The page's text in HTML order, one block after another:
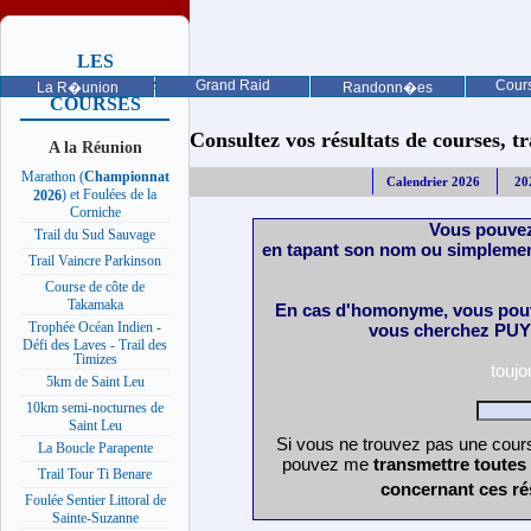
La R�union Grand Raid Randonn�es
LES
PROCHAINES
COURSES
A la Réunion
Marathon (Championnat
2026) et Foulées de la
Corniche
Trail du Sud Sauvage
Trail Vaincre Parkinson
Course de côte de
Takamaka
Trophée Océan Indien -
Défi des Laves - Trail des
Timizes
5km de Saint Leu
10km semi-nocturnes de
Saint Leu
La Boucle Parapente
Trail Tour Ti Benare
Foulée Sentier Littoral de
Sainte-Suzanne
Consultez vos résultats de courses,
Calendrier 2026
Vous
en tapant son nom ou
En cas d'homonyme, vous
vous cherchez
Si vous ne trouvez pas une
pouvez me transmettre
concernant ces